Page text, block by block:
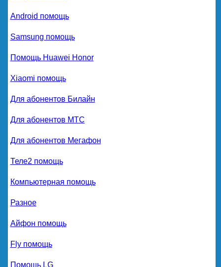
Android помощь
Samsung помощь
Помощь Huawei Honor
Xiaomi помощь
Для абонентов Билайн
Для абонентов МТС
Для абонентов Мегафон
Теле2 помощь
Компьютерная помощь
Разное
Айфон помощь
Fly помощь
Помощь LG